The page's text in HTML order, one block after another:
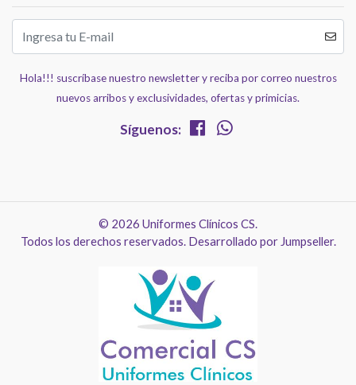
Hola!!! suscríbase nuestro newsletter y reciba por correo nuestros
nuevos arribos y exclusividades, ofertas y primicias.
Síguenos:
© 2026 Uniformes Clínicos CS.
Todos los derechos reservados. Desarrollado por Jumpseller.